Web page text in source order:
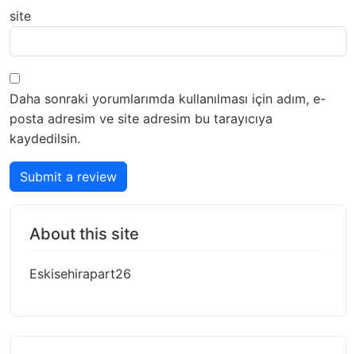
site
Daha sonraki yorumlarımda kullanılması için adım, e-
posta adresim ve site adresim bu tarayıcıya
kaydedilsin.
Submit a review
About this site
Eskisehirapart26